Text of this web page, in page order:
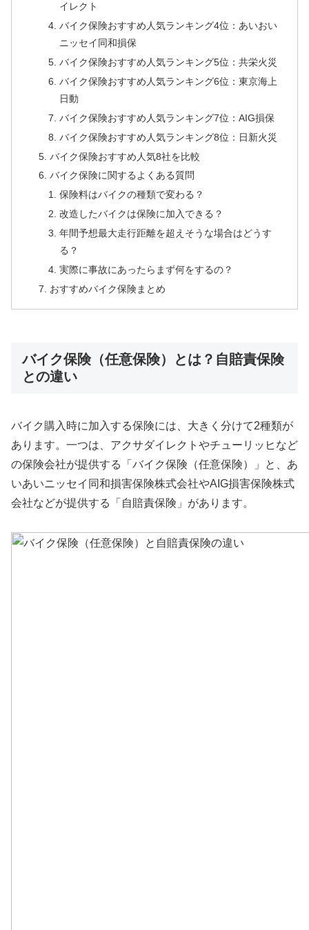
イレクト
バイク保険おすすめ人気ランキング4位：あいおい
ニッセイ同和損保
バイク保険おすすめ人気ランキング5位：共栄火災
バイク保険おすすめ人気ランキング6位：東京海上
日動
バイク保険おすすめ人気ランキング7位：AIG損保
バイク保険おすすめ人気ランキング8位：日新火災
バイク保険おすすめ人気8社を比較
バイク保険に関するよくある質問
保険料はバイクの種類で変わる？
改造したバイクは保険に加入できる？
年間予想最大走行距離を超えそうな場合はどうす
る？
実際に事故にあったらまず何をするの？
おすすめバイク保険まとめ
バイク保険（任意保険）とは？自賠責保険
との違い
バイク購入時に加入する保険には、大きく分けて2種類が
あります。一つは、アクサダイレクトやチューリッヒなど
の保険会社が提供する「バイク保険（任意保険）」と、あ
いあいニッセイ同和損害保険株式会社やAIG損害保険株式
会社などが提供する「自賠責保険」があります。